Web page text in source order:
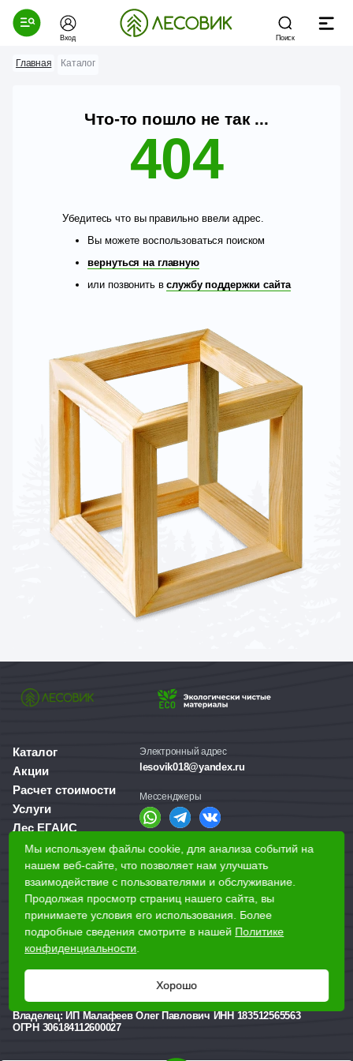
Вход Поиск
Главная Каталог
Что-то пошло не так ...
404
Убедитесь что вы правильно ввели адрес.
Вы можете воспользоваться поиском
вернуться на главную
или позвонить вслужбу поддержки сайта
Каталог
Акции
Расчет стоимости
Услуги
Лес ЕГАИС
О компании
Доставка и оплата
Для бизнеса
Наши магазины
Ижевск, Воткинское шоссе, 340
Электронный адрес
lesovik018@yandex.ru
Мессенджеры
Справочная служба
+7 (3412) 77-60-50
Реквизиты
Владелец: ИП Малафеев Олег Павлович ИНН 183512565563
ОГРН 306184112600027
Мы используем файлы cookie, для анализа событий на
нашем веб-сайте, что позволяет нам улучшать
взаимодействие с пользователями и обслуживание.
Продолжая просмотр страниц нашего сайта, вы
принимаете условия его использования. Более
подробные сведения смотрите в нашей Политике
конфиденциальности
Хорошо